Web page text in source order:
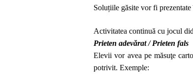
Soluțiile găsite vor fi
Activitatea continuă cu jocul
Prieten adevărat / Prieten fals
Elevii vor avea pe măsuţe
potrivit. Exemple: